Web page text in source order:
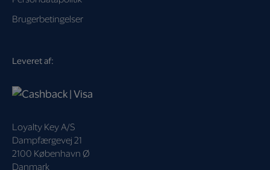
Leveret af:
Loyalty Key A/S
Dampfærgevej 21
2100 København Ø
Danmark
Brugerbetingelser